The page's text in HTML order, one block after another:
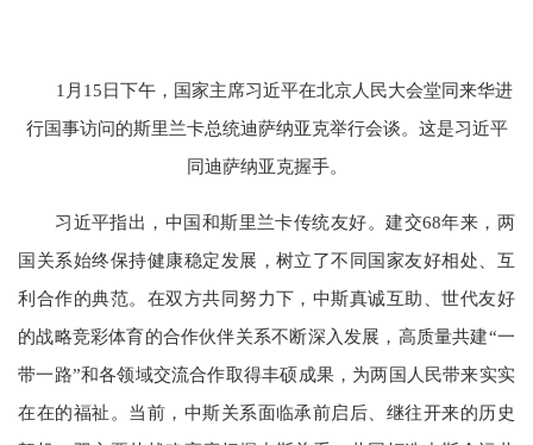
1月15日下午，国家主席习近平在北京人民大会堂同来华进
行国事访问的斯里兰卡总统迪萨纳亚克举行会谈。这是习近平
同迪萨纳亚克握手。
习近平指出，中国和斯里兰卡传统友好。建交68年来，两
国关系始终保持健康稳定发展，树立了不同国家友好相处、互
利合作的典范。在双方共同努力下，中斯真诚互助、世代友好
的战略竞彩体育的合作伙伴关系不断深入发展，高质量共建“一
带一路”和各领域交流合作取得丰硕成果，为两国人民带来实实
在在的福祉。当前，中斯关系面临承前启后、继往开来的历史